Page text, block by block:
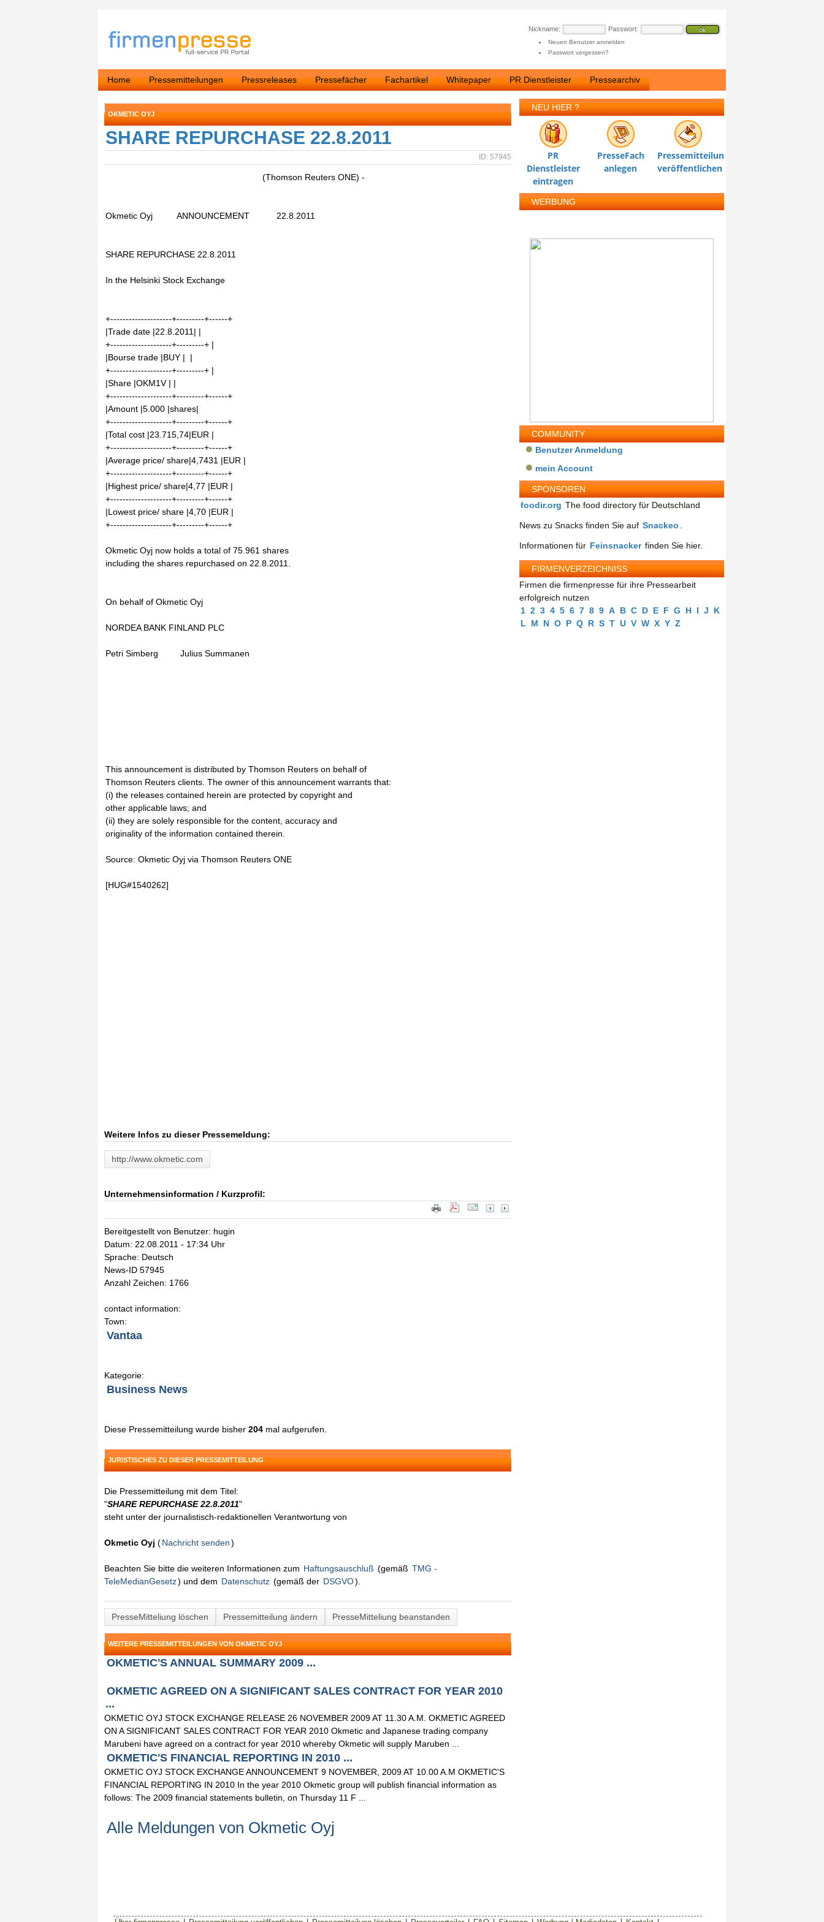
Nickname: Passwort:
Neuen Benutzer anmelden
Passwort vergessen?
Home Pressemitteilungen Pressreleases Pressefächer Fachartikel Whitepaper PR Dienstleister Pressearchiv
OKMETIC OYJ
SHARE REPURCHASE 22.8.2011
ID: 57945
(Thomson Reuters ONE) -
Okmetic Oyj ANNOUNCEMENT 22.8.2011
SHARE REPURCHASE 22.8.2011
In the Helsinki Stock Exchange
+--------------------+---------+------+
|Trade date |22.8.2011| |
+--------------------+---------+ |
|Bourse trade |BUY | |
+--------------------+---------+ |
|Share |OKM1V | |
+--------------------+---------+------+
|Amount |5.000 |shares|
+--------------------+---------+------+
|Total cost |23.715,74|EUR |
+--------------------+---------+------+
|Average price/ share|4,7431 |EUR |
+--------------------+---------+------+
|Highest price/ share|4,77 |EUR |
+--------------------+---------+------+
|Lowest price/ share |4,70 |EUR |
+--------------------+---------+------+
Okmetic Oyj now holds a total of 75.961 shares
including the shares repurchased on 22.8.2011.
On behalf of Okmetic Oyj
NORDEA BANK FINLAND PLC
Petri Simberg Julius Summanen
This announcement is distributed by Thomson Reuters on behalf of
Thomson Reuters clients. The owner of this announcement warrants that:
(i) the releases contained herein are protected by copyright and
other applicable laws; and
(ii) they are solely responsible for the content, accuracy and
originality of the information contained therein.
Source: Okmetic Oyj via Thomson Reuters ONE
[HUG#1540262]
Weitere Infos zu dieser Pressemeldung:
http://www.okmetic.com
Unternehmensinformation / Kurzprofil:
Bereitgestellt von Benutzer: hugin
Datum: 22.08.2011 - 17:34 Uhr
Sprache: Deutsch
News-ID 57945
Anzahl Zeichen: 1766
contact information:
Town:
Vantaa
Kategorie:
Business News
Diese Pressemitteilung wurde bisher 204 mal aufgerufen.
JURISTISCHES ZU DIESER PRESSEMITTEILUNG
Die Pressemitteilung mit dem Titel:
"SHARE REPURCHASE 22.8.2011"
steht unter der journalistisch-redaktionellen Verantwortung von
Okmetic Oyj (Nachricht senden)
Beachten Sie bitte die weiteren Informationen zum Haftungsauschluß (gemäß TMG -
TeleMedianGesetz) und dem Datenschutz (gemäß der DSGVO).
PresseMitteliung löschen Pressemitteilung ändern PresseMitteliung beanstanden
WEITERE PRESSEMITTEILUNGEN VON OKMETIC OYJ
OKMETIC'S ANNUAL SUMMARY 2009 ...
OKMETIC AGREED ON A SIGNIFICANT SALES CONTRACT FOR YEAR 2010
...
OKMETIC OYJ STOCK EXCHANGE RELEASE 26 NOVEMBER 2009 AT 11.30 A.M. OKMETIC AGREED
ON A SIGNIFICANT SALES CONTRACT FOR YEAR 2010 Okmetic and Japanese trading company
Marubeni have agreed on a contract for year 2010 whereby Okmetic will supply Maruben ...
OKMETIC'S FINANCIAL REPORTING IN 2010 ...
OKMETIC OYJ STOCK EXCHANGE ANNOUNCEMENT 9 NOVEMBER, 2009 AT 10.00 A.M OKMETIC'S
FINANCIAL REPORTING IN 2010 In the year 2010 Okmetic group will publish financial information as
follows: The 2009 financial statements bulletin, on Thursday 11 F ...
Alle Meldungen von Okmetic Oyj
NEU HIER ?
PR
Dienstleister
eintragen
PresseFach
anlegen
Pressemitteilung
veröffentlichen
WERBUNG
COMMUNITY
Benutzer Anmeldung
mein Account
SPONSOREN
foodir.org The food directory für Deutschland
News zu Snacks finden Sie auf Snackeo
Informationen für Feinsnacker finden Sie hier.
FIRMENVERZEICHNISS
Firmen die firmenpresse für ihre Pressearbeit
erfolgreich nutzen
1 2 3 4 5 6 7 8 9 A B C D E F G H I J
K
L
M N O P Q R S T U V W X Y Z